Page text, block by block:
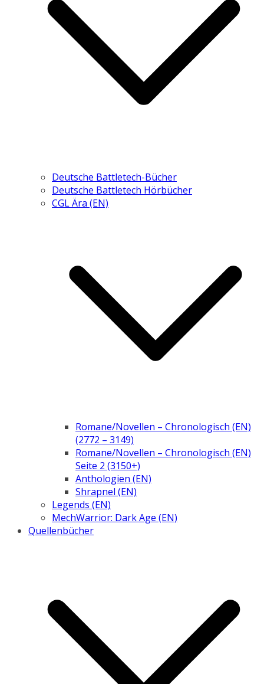
Deutsche Battletech-Bücher
Deutsche Battletech Hörbücher
CGL Ära (EN)
Romane/Novellen – Chronologisch (EN)
(2772 – 3149)
Romane/Novellen – Chronologisch (EN)
Seite 2 (3150+)
Anthologien (EN)
Shrapnel (EN)
Legends (EN)
MechWarrior: Dark Age (EN)
Quellenbücher